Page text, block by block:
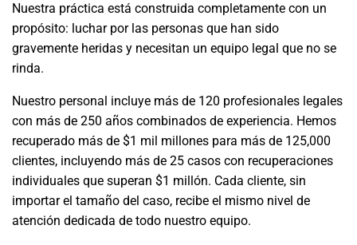
Nuestra práctica está construida completamente con un
propósito: luchar por las personas que han sido
gravemente heridas y necesitan un equipo legal que no se
rinda.
Nuestro personal incluye más de 120 profesionales legales
con más de 250 años combinados de experiencia. Hemos
recuperado más de $1 mil millones para más de 125,000
clientes, incluyendo más de 25 casos con recuperaciones
individuales que superan $1 millón. Cada cliente, sin
importar el tamaño del caso, recibe el mismo nivel de
atención dedicada de todo nuestro equipo.